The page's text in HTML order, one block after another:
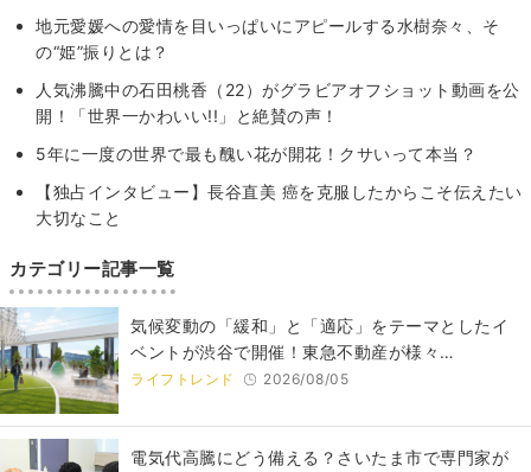
地元愛媛への愛情を目いっぱいにアピールする水樹奈々、そ
の“姫”振りとは？
人気沸騰中の石田桃香（22）がグラビアオフショット動画を公
開！「世界一かわいい!!」と絶賛の声！
5年に一度の世界で最も醜い花が開花！クサいって本当？
【独占インタビュー】長谷直美 癌を克服したからこそ伝えたい
大切なこと
カテゴリー記事一覧
気候変動の「緩和」と「適応」をテーマとしたイ
ベントが渋谷で開催！東急不動産が様々…
ライフトレンド 2026/08/05
電気代高騰にどう備える？さいたま市で専門家が